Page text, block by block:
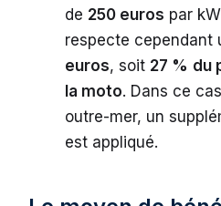
de 250 euros par
respecte cependant
euros, soit 27 % du
la moto. Dans ce
outre-mer, un
est appliqué.